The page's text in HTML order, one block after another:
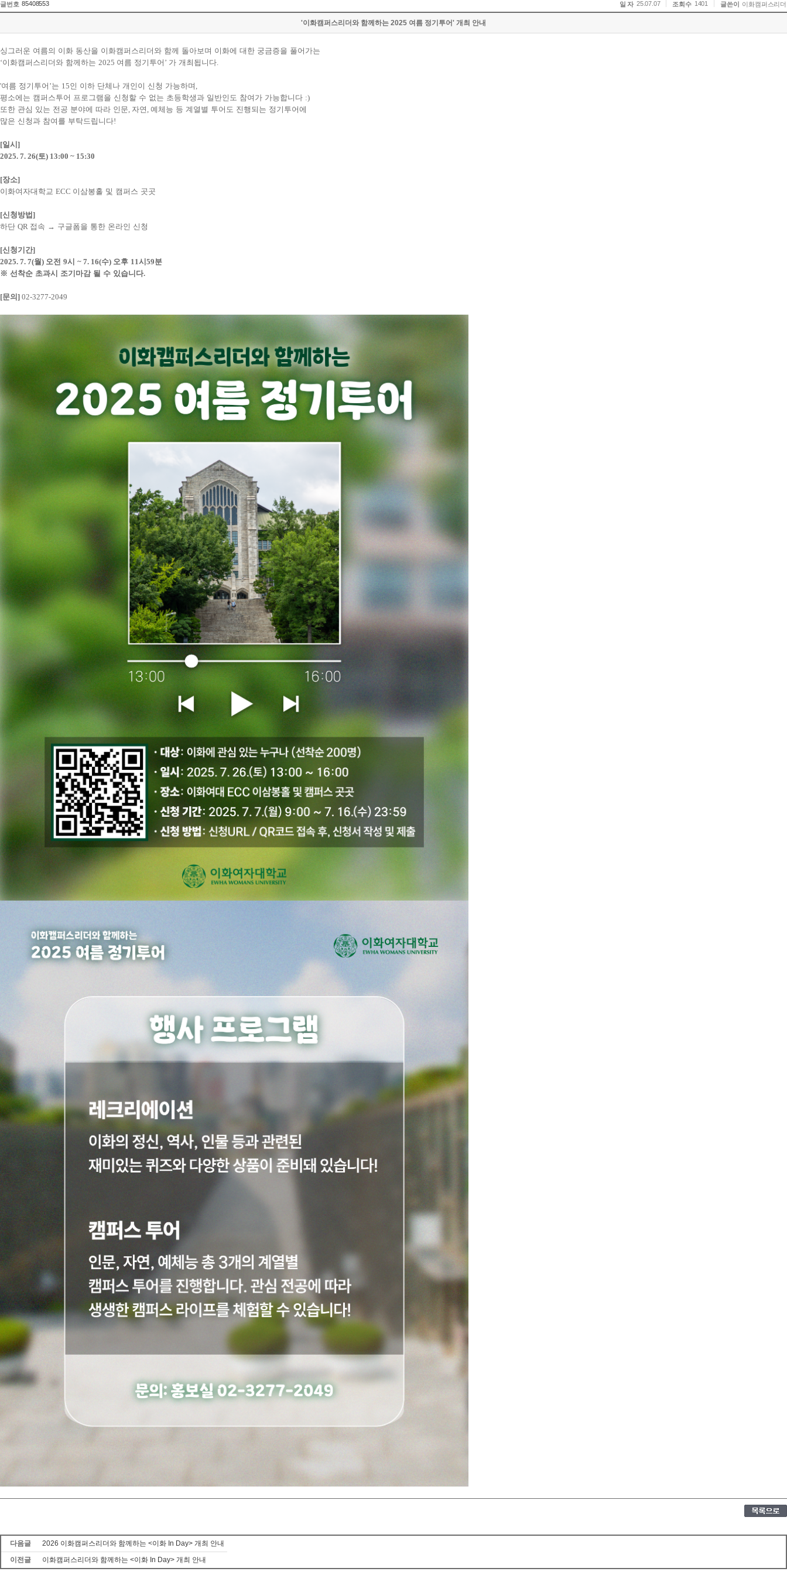
글번호 85408553 일 자 25.07.07 조회수 1401 글쓴이 이화캠퍼스리더
'이화캠퍼스리더와 함께하는 2025 여름 정기투어' 개최 안내
싱그러운 여름의 이화 동산을 이화캠퍼스리더와 함께 돌아보며 이화에 대한 궁금증을 풀어가는
‘이화캠퍼스리더와 함께하는 2025 여름 정기투어 ’ 가 개최됩니다.
'여름 정기투어 ’는 15인 이하 단체나 개인이 신청 가능하며 ,
평소에는 캠퍼스투어 프로그램을 신청할 수 없는 초등학생과 일반인도 참여가 가능합니다 :)
또한 관심 있는 전공 분야에 따라 인문, 자연 , 예체능 등 계열별 투어도 진행되는 정기투어에
많은 신청과 참여를 부탁드립니다!
[일시 ]
2025. 7. 26(토) 13:00 ~ 15:30
[장소]
이화여자대학교 ECC 이삼봉홀 및 캠퍼스 곳곳
[신청방법 ]
하단 QR 접속 → 구글폼을 통한 온라인 신청
[신청기간]
2025. 7. 7(월 ) 오전 9시 ~ 7. 16(수) 오후 11시 59분
※ 선착순 초과시 조기마감 될 수 있습니다.
[문의 ] 02-3277-2049
다음글
2026 이화캠퍼스리더와 함께하는 <이화 In Day> 개최 안내
이전글
이화캠퍼스리더와 함께하는 <이화 In Day> 개최 안내